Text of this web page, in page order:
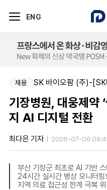
ENG
채용
기장병원, 대웅제약
지 AI 디지털 전환
최다은 기자 2026-07-06
부산 기장군 최초로 AI 기반
24시간 실시간 병상 모니터
지역 의료 접근성 한계 극복